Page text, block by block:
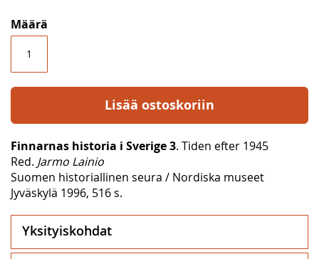
images
gallery
Määrä
Lisää ostoskoriin
Finnarnas historia i Sverige 3. Tiden efter 1945
Red. Jarmo Lainio
Suomen historiallinen seura / Nordiska museet
Jyväskylä 1996, 516 s.
Yksityiskohdat